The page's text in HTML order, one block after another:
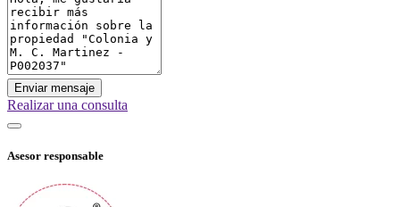
Enviar mensaje
Realizar una consulta
Asesor responsable